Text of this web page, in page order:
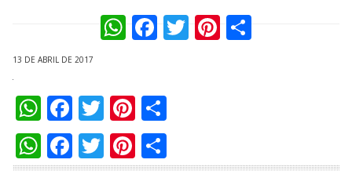
WhatsApp
Facebook
TwitterPinterest
13 DE ABRIL DE 2017
WhatsApp
Facebook
Twitter
Pinterest
Compartilhar
WhatsApp
Facebook
Twitter
Pinterest
Compartilhar